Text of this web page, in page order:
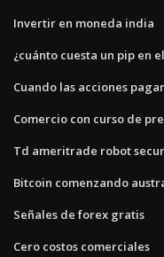
Invertir en moneda india
¿cuánto cuesta un pip en
Cuando las acciones
Comercio con curso de
Td ameritrade robot
Bitcoin comenzando
Señales de forex gratis
Cero costos comerciales